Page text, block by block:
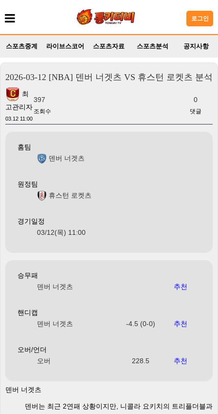
로그인
스포츠중계 라이브스코어 스포츠자료 스포츠분석 공지사항
2026-03-12 [NBA] 덴버 너겟츠 VS 휴스턴 로켓츠 분석
최
고관리자
03.12 11:00
397
조회수
0
댓글
홈팀
덴버 너겟츠
원정팀
휴스턴 로켓츠
경기일정
03/12(목) 11:00
승무패
덴버 너겟츠
추천
핸디캡
덴버 너겟츠
-4.5 (0-0) 추천
오버/언더
오버
228.5 추천
덴버 너겟츠
덴버는 최근 2연패 상황이지만, 니콜라 요키치의 트리플더블과